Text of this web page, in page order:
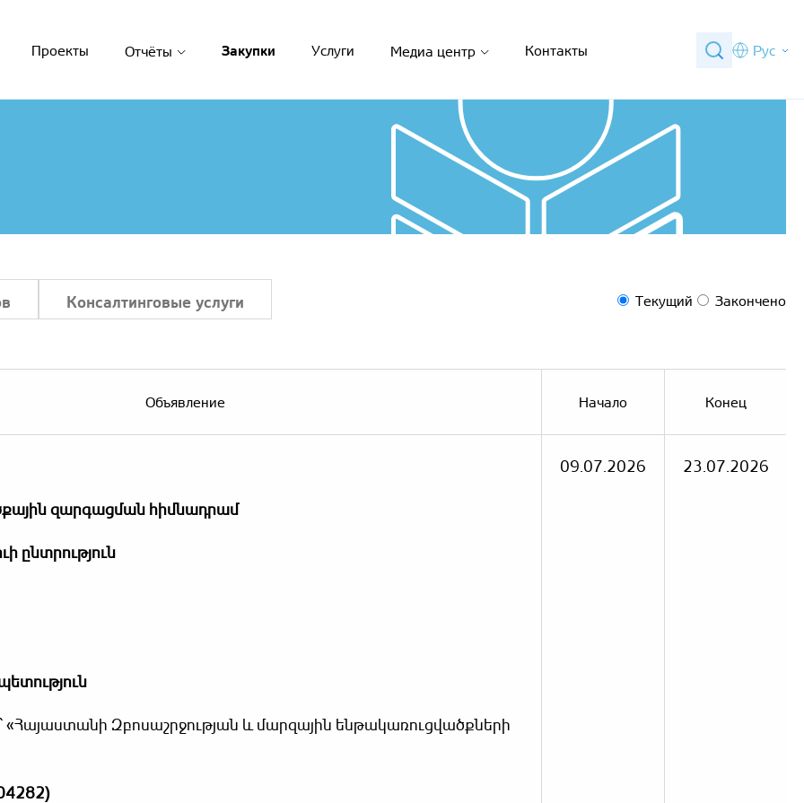
Проекты Отчёты Закупки Услуги Медиа центр Контакты Рус
Консалтинговые услуги Текущий Закончено
Объявление Начало Конец
զարգացման հիմնադրամ
ընտրություն
՝ «Հայաստանի Զբոսաշրջության և մարզային ենթակառուցվածքների
09.07.2026 23.07.2026